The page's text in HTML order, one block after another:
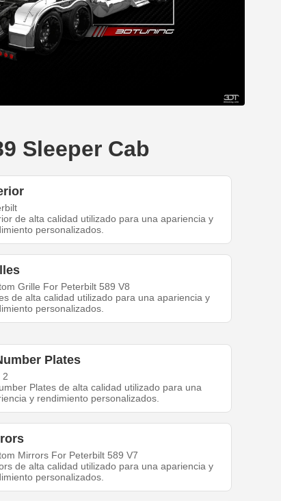
Sleeper Cab
de alta calidad utilizado para una apariencia y
personalizados.
Grille For Peterbilt 589 V8
de alta calidad utilizado para una apariencia y
personalizados.
Plates
2
Plates de alta calidad utilizado para una
y rendimiento personalizados.
Mirrors For Peterbilt 589 V7
de alta calidad utilizado para una apariencia y
personalizados.